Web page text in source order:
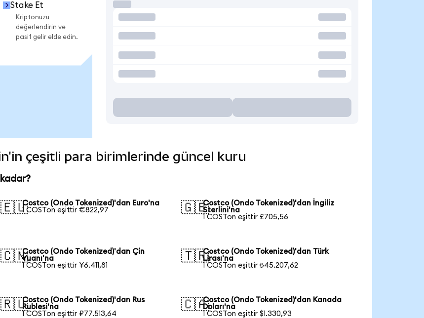
Stake Et
Kriptonuzu
değerlendirin ve
pasif gelir elde edin.
çeşitli para birimlerinde güncel kuru
🇪🇺Costco (Ondo Tokenized)'dan Euro'na
1 COSTon eşittir €822,97
🇬🇧Costco (Ondo Tokenized)'dan İngiliz
Sterlini'na
1 COSTon eşittir £705,56
🇨🇳Costco (Ondo Tokenized)'dan Çin
Yuanı'na
1 COSTon eşittir ¥6.411,81
🇹🇷Costco (Ondo Tokenized)'dan Türk
Lirası'na
1 COSTon eşittir ₺45.207,62
🇷🇺Costco (Ondo Tokenized)'dan Rus
Rublesi'na
1 COSTon eşittir ₽77.513,64
🇨🇦Costco (Ondo Tokenized)'dan Kanada
Doları'na
1 COSTon eşittir $1.330,93